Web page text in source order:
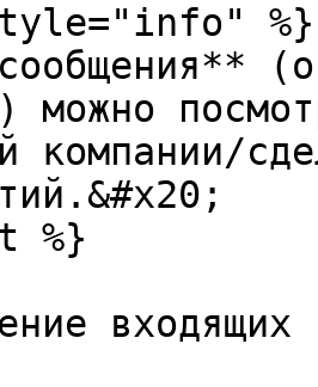
%}
можно
компании/
%}
входящих